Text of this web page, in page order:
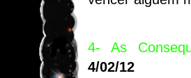
4- As
4/02/12